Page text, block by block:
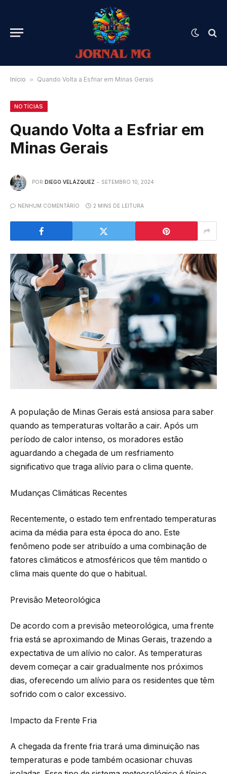
Início » Quando Volta a Esfriar em Minas Gerais
NOTÍCIAS
Quando Volta a Esfriar em
Minas Gerais
POR DIEGO VELÁZQUEZ SETEMBRO 10, 2024
NENHUM COMENTÁRIO 2 MINS DE LEITURA
A população de Minas Gerais está ansiosa para saber
quando as temperaturas voltarão a cair. Após um
período de calor intenso, os moradores estão
aguardando a chegada de um resfriamento
significativo que traga alívio para o clima quente.
Mudanças Climáticas Recentes
Recentemente, o estado tem enfrentado temperaturas
acima da média para esta época do ano. Este
fenômeno pode ser atribuído a uma combinação de
fatores climáticos e atmosféricos que têm mantido o
clima mais quente do que o habitual.
Previsão Meteorológica
De acordo com a previsão meteorológica, uma frente
fria está se aproximando de Minas Gerais, trazendo a
expectativa de um alívio no calor. As temperaturas
devem começar a cair gradualmente nos próximos
dias, oferecendo um alívio para os residentes que têm
sofrido com o calor excessivo.
Impacto da Frente Fria
A chegada da frente fria trará uma diminuição nas
temperaturas e pode também ocasionar chuvas